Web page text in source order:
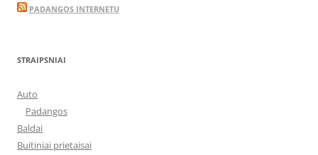
PADANGOS INTERNETU
STRAIPSNIAI
Auto
Padangos
Baldai
Buitiniai prietaisai